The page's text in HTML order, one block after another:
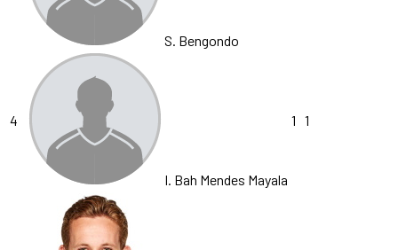
S. Bengondo
4
I. Bah Mendes Mayala
1 1